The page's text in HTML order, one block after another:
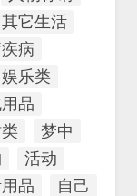
其它生活
病
娱乐类
品
梦中
活动
品
自己